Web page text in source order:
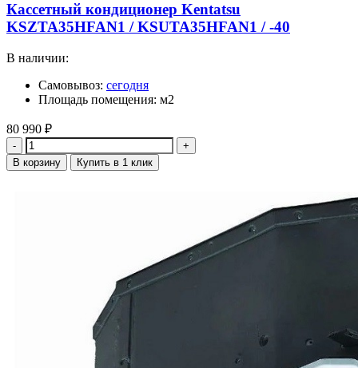
Кассетный кондиционер Kentatsu
KSZTA35HFAN1 / KSUTA35HFAN1 / -40
В наличии:
Самовывоз: сегодня
Площадь помещения: м2
80 990 ₽
Количество
В корзину Купить в 1 клик